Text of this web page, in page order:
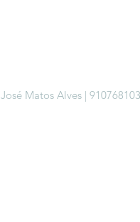
José Matos Alves |